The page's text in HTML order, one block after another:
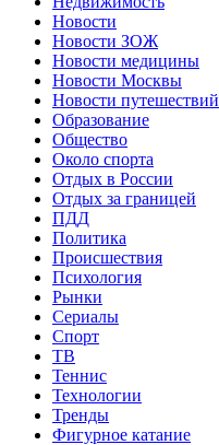
Новости
Новости ЗОЖ
Новости медицины
Новости Москвы
Новости путешествий
Образование
Общество
Около спорта
Отдых в России
Отдых за границей
ПДД
Политика
Происшествия
Психология
Рынки
Сериалы
Спорт
ТВ
Теннис
Технологии
Тренды
Фигурное катание